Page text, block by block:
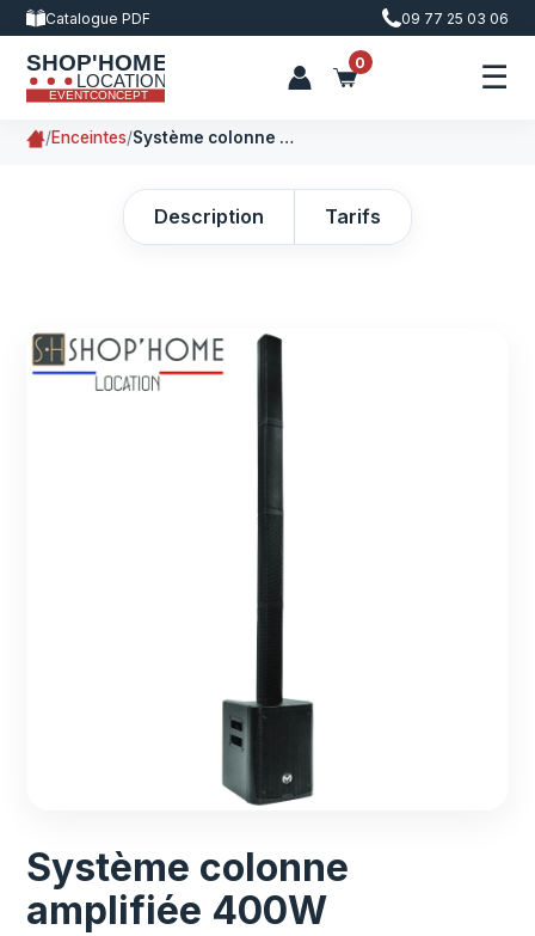
Catalogue PDF 09 77 25 03 06
0 ☰
/Enceintes/ Système colonne amplifiée 400W
Description Tarifs
Système colonne
amplifiée 400W